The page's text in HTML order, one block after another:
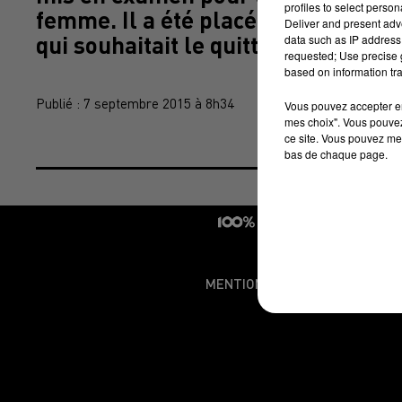
femme. Il a été placé en
qui souhaitait le quitter.
Publié : 7 septembre 2015 à 8h34
MENTIONS LÉGALES
profiles to select
Deliver and present
data such as IP
requested; Use precise
based on information
Vous pouvez accepter
mes choix". Vous
ce site. Vous pouvez
bas de chaque page.